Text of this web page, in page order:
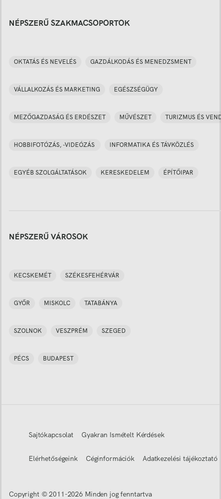
NÉPSZERŰ SZAKMACSOPORTOK
OKTATÁS ÉS NEVELÉS GAZDÁLKODÁS ÉS MENEDZSMENT
VÁLLALKOZÁS ÉS MARKETING EGÉSZSÉGÜGY
MEZŐGAZDASÁG ÉS ERDÉSZET MŰVÉSZET TURIZMUS ÉS
HOBBIFOTÓZÁS, -VIDEÓZÁS INFORMATIKA ÉS TÁVKÖZLÉS
EGYÉB SZOLGÁLTATÁSOK KERESKEDELEM ÉPÍTŐIPAR
NÉPSZERŰ VÁROSOK
KECSKEMÉT SZÉKESFEHÉRVÁR
GYŐR MISKOLC TATABÁNYA
SZOLNOK VESZPRÉM SZEGED
PÉCS BUDAPEST
Sajtókapcsolat Gyakran Ismételt Kérdések
Elérhetőségeink Céginformációk Adatkezelési tájékoztató
Copyright © 2011-2026 Minden jog fenntartva